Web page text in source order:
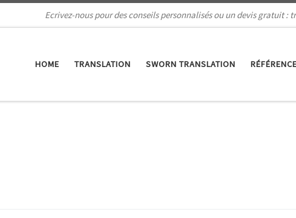
Ecrivez-nous pour des conseils personnalisés ou un devis gratuit :
HOME TRANSLATION SWORN TRANSLATION